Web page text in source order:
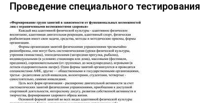
Проведение специального тестирования